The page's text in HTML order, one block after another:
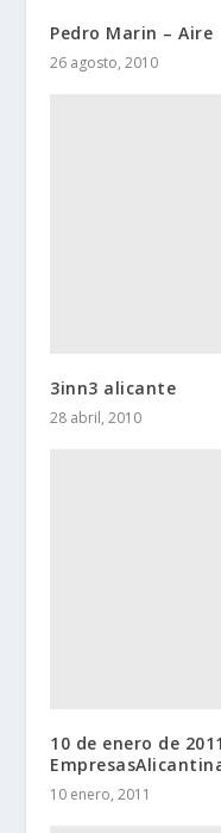
Pedro Marin – Aire
26 agosto, 2010
3inn3 alicante
28 abril, 2010
10 de enero de
10 enero, 2011